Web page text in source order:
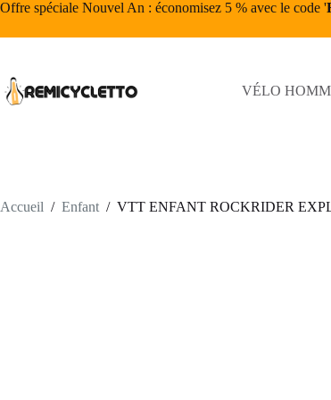
Passer
contenu
Offre spéciale Nouvel An : économisez 5 % avec le code '
VÉLO
Accueil / Enfant / VTT ENFANT ROCKRIDER